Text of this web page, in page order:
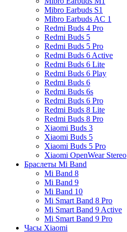
Mibro Earbuds S1
Mibro Earbuds AC 1
Redmi Buds 4 Pro
Redmi Buds 5
Redmi Buds 5 Pro
Redmi Buds 6 Active
Redmi Buds 6 Lite
Redmi Buds 6 Play
Redmi Buds 6
Redmi Buds 6s
Redmi Buds 6 Pro
Redmi Buds 8 Lite
Redmi Buds 8 Pro
Xiaomi Buds 3
Xiaomi Buds 5
Xiaomi Buds 5 Pro
Xiaomi OpenWear Stereo
Браслеты Mi Band
Mi Band 8
Mi Band 9
Mi Band 10
Mi Smart Band 8 Pro
Mi Smart Band 9 Active
Mi Smart Band 9 Pro
Часы Xiaomi